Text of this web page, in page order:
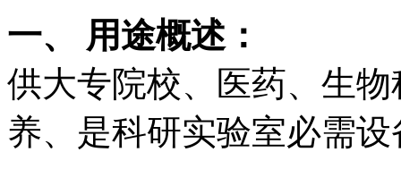
一、 用途概述：
供大专院校、医药、生
养、是科研实验室必需设